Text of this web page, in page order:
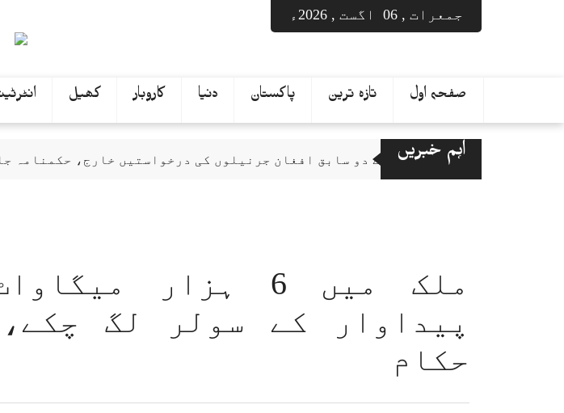
جمعرات , 06 اگست , 2026ء
صفحہ اول تازہ ترین پاکستان دنیا کاروبار کھیل
اہم خبریں
قیام کیلئے دو سابق افغان جرنیلوں کی درخواستیں خارج، حکمنامہ جاری
ملک میں 6 ہزار
پیداوار کے سولر لگ
حکام